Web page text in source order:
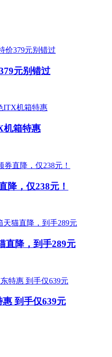
元别错过
机箱特惠
降，仅238元！
直降，到手289元
到手仅639元